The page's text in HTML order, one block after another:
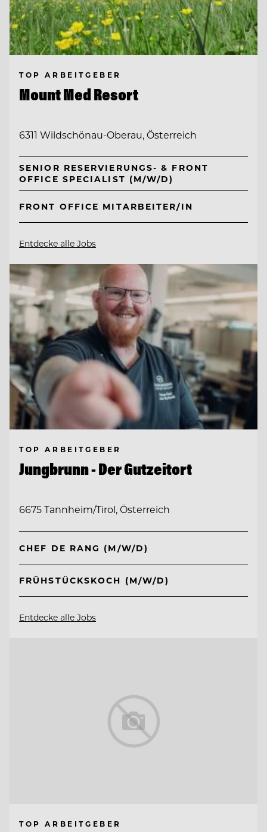
TOP ARBEITGEBER
Mount Med Resort
6311 Wildschönau-Oberau, Österreich
SENIOR RESERVIERUNGS- & FRONT
OFFICE SPECIALIST (M/W/D)
FRONT OFFICE MITARBEITER/IN
Entdecke alle Jobs
TOP ARBEITGEBER
Jungbrunn - Der Gutzeitort
6675 Tannheim/Tirol, Österreich
CHEF DE RANG (M/W/D)
FRÜHSTÜCKSKOCH (M/W/D)
Entdecke alle Jobs
TOP ARBEITGEBER